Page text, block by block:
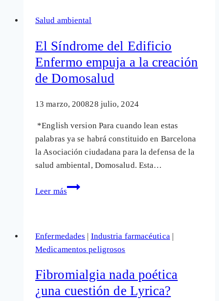
Un
químico
tóxico
Salud ambiental
El Síndrome del Edificio
Enfermo empuja a la creación
de Domosalud
13 marzo, 200828 julio, 2024
*English version Para cuando lean estas
palabras ya se habrá constituido en Barcelona
la Asociación ciudadana para la defensa de la
salud ambiental, Domosalud. Esta…
Leer más
El
Enfermo
empuja
la
creación
Enfermedades | Industria farmacéutica|
Medicamentos peligrosos
Fibromialgia nada poética
¿una cuestión de Lyrica?